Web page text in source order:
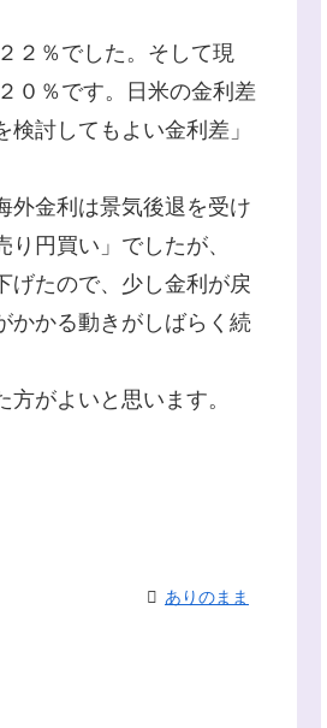
２％でした。そして現
０％です。日米の金利差
討してもよい金利差」
外金利は景気後退を受け
円買い」でしたが、
たので、少し金利が戻
かる動きがしばらく続
がよいと思います。
ありのまま